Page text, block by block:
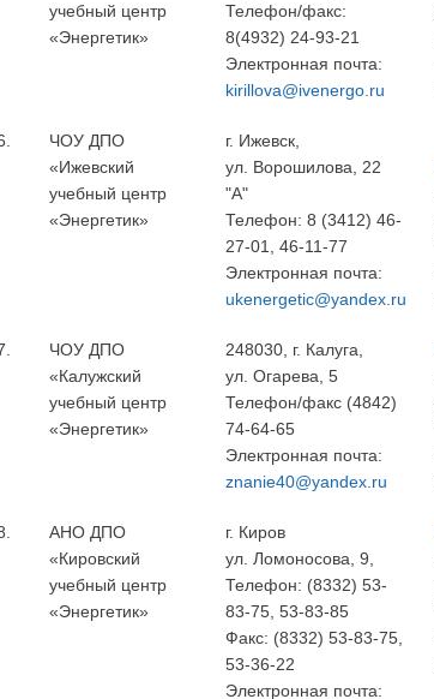
учебный центр
«Энергетик»
Телефон/факс:
8(4932) 24-93-21
Электронная почта:
kirillova@ivenergo.ru
ЧОУ ДПО
«Ижевский
учебный центр
«Энергетик»
г. Ижевск,
ул. Ворошилова, 22
"А"
Телефон: 8 (3412) 46-
27-01, 46-11-77
Электронная почта:
ukenergetic@yandex.ru
ЧОУ ДПО
«Калужский
учебный центр
«Энергетик»
248030, г. Калуга,
ул. Огарева, 5
Телефон/факс (4842)
74-64-65
Электронная почта:
znanie40@yandex.ru
АНО ДПО
«Кировский
учебный центр
«Энергетик»
г. Киров
ул. Ломоносова, 9,
Телефон: (8332) 53-
83-75, 53-83-85
Факс: (8332) 53-83-75,
53-36-22
Электронная почта: